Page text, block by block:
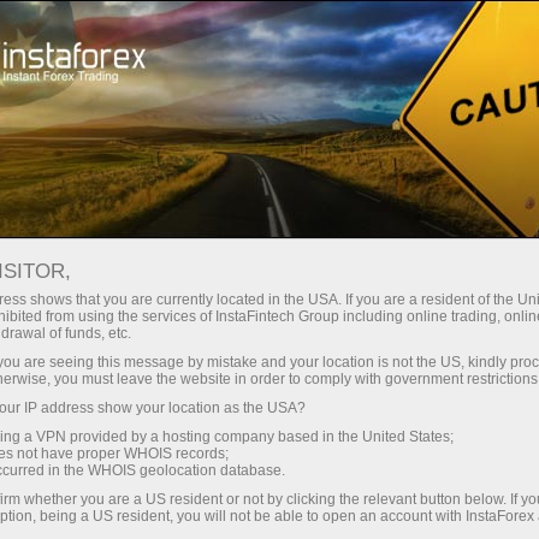
С InstaForex вы получаете
конкурентным возможностям:
кредитное плечо до 1:5000, одни
из лучших спредов и комиссий
на рынке, а также
привлекательные условия для
торговли акциями и индексами
Минимальные
Бонус 30%
на каждый депозит
Скорость
в трейдинге и на трассе
shows that you are currently located in the USA. If you are a resident of the
from using the services of InstaFintech Group including online trading,
of funds, etc.
are seeing this message by mistake and your location is not the US, kindly
you must leave the website in order to comply with government
IP address show your location as the USA?
a VPN provided by a hosting company based in the United States;
not have proper WHOIS records;
in the WHOIS geolocation database.
whether you are a US resident or not by clicking the relevant button below. If
being a US resident, you will not be able to open an account with InstaForex